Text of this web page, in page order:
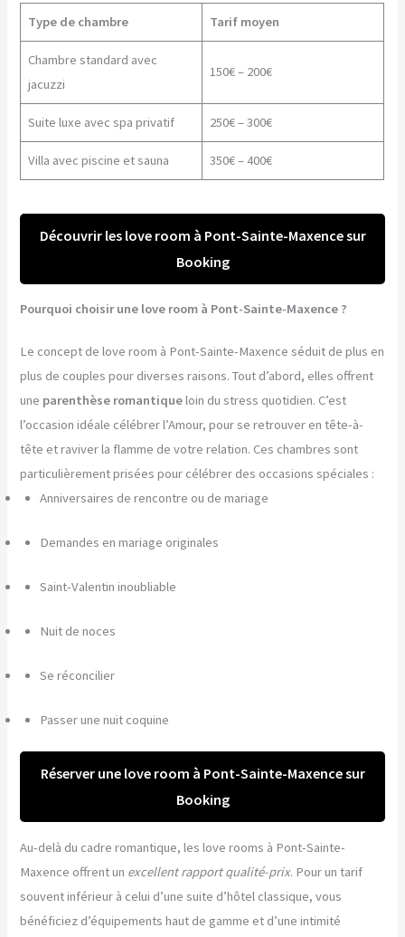
Type de chambre
Tarif moyen
Chambre standard avec
jacuzzi
150€ – 200€
Suite luxe avec spa privatif 250€ – 300€
Villa avec piscine et sauna 350€ – 400€
Découvrir les love room à Pont-Sainte-Maxence sur
Booking
Pourquoi choisir une love room à Pont-Sainte-Maxence ?
Le concept de love room à Pont-Sainte-Maxence séduit de plus en
plus de couples pour diverses raisons. Tout d’abord, elles offrent
une parenthèse romantiqueloin du stress quotidien. C’est
l’occasion idéale célébrer l’Amour, pour se retrouver en tête-à-
tête et raviver la flamme de votre relation. Ces chambres sont
particulièrement prisées pour célébrer des occasions spéciales :
Anniversaires de rencontre ou de mariage
Demandes en mariage originales
Saint-Valentin inoubliable
Nuit de noces
Se réconcilier
Passer une nuit coquine
Réserver une love room à Pont-Sainte-Maxence sur
Booking
Au-delà du cadre romantique, les love rooms à Pont-Sainte-
Maxence offrent un excellent rapport qualité-prix. Pour un tarif
souvent inférieur à celui d’une suite d’hôtel classique, vous
bénéficiez d’équipements haut de gamme et d’une intimité